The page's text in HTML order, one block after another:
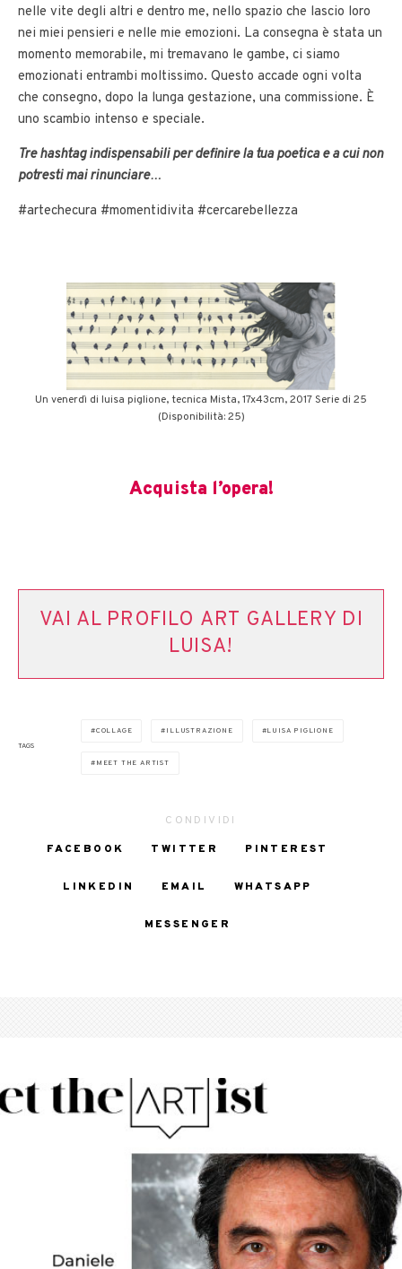
nelle vite degli altri e dentro me, nello spazio che lascio loro
nei miei pensieri e nelle mie emozioni. La consegna è stata un
momento memorabile, mi tremavano le gambe, ci siamo
emozionati entrambi moltissimo. Questo accade ogni volta
che consegno, dopo la lunga gestazione, una commissione. È
uno scambio intenso e speciale.
Tre hashtag indispensabili per definire la tua poetica e a cui non
potresti mai rinunciare…
#artechecura #momentidivita #cercarebellezza
Un venerdì di luisa piglione, tecnica Mista, 17x43cm, 2017 Serie di 25
(Disponibilità: 25)
Acquista l’opera!
VAI AL PROFILO ART GALLERY DI
LUISA!
TAGS
COLLAGE ILLUSTRAZIONE LUISA PIGLIONE
MEET THE ARTIST
CONDIVIDI
FACEBOOK
TWITTER PINTEREST
LINKEDIN EMAIL WHATSAPP
MESSENGER